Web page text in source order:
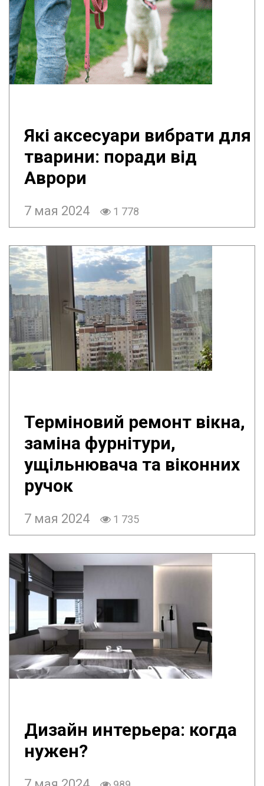
Які аксесуари вибрати для
тварини: поради від
Аврори
7 мая 2024 1 778
Терміновий ремонт вікна,
заміна фурнітури,
ущільнювача та віконних
ручок
7 мая 2024 1 735
Дизайн интерьера: когда
нужен?